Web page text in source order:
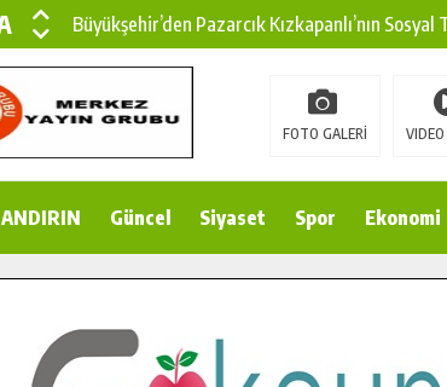
Büyükşehir’den Pazarcık Kızkapanlı’nın
Büyükşehir’den Pazarcık Kırsalına Modern
Çin’den KSÜ’ye Uluslararası Başarı: Edinilen
Gençler Pusula Maraş Kampında Yeni Medya ve
İlçe Jandarma Komutanı Karakaya’dan Başkan
FOTO GALERİ
ANDIRIN Güncel Siyaset Spor Ekonomi